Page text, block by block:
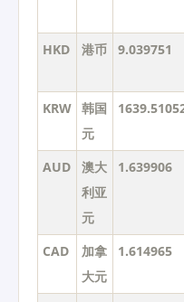
HKD 港币 9.039751
KRW 韩国
元
AUD
澳大
利亚
元
1.639906
CAD
加拿
大元
1.614965